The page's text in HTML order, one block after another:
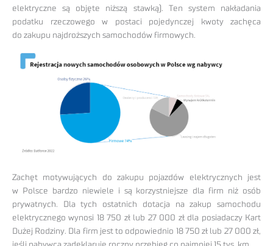
elektryczne są objęte niższą stawką). Ten system nakładania
podatku rzeczowego w postaci pojedynczej kwoty zachęca
do zakupu najdroższych samochodów firmowych.
Zachęt motywujących do zakupu pojazdów elektrycznych jest
w Polsce bardzo niewiele i są korzystniejsze dla firm niż osób
prywatnych. Dla tych ostatnich dotacja na zakup samochodu
elektrycznego wynosi 18 750 zł lub 27 000 zł dla posiadaczy Kart
Dużej Rodziny. Dla firm jest to odpowiednio 18 750 zł lub 27 000 zł,